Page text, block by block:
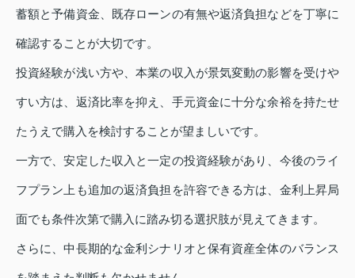
蓄額と予備資金、既存ローンの有無や返済負担などを丁寧に
確認することが大切です。
投資経験が浅い方や、本業の収入が景気変動の影響を受けや
すい方は、返済比率を抑え、手元資金に十分な余裕を持たせ
たうえで購入を検討することが望ましいです。
一方で、安定した収入と一定の投資経験があり、今後のライ
フプラン上も追加の返済負担を許容できる方は、金利上昇局
面でも条件次第で購入に踏み切る選択肢が見えてきます。
さらに、中長期的な金利シナリオと保有資産全体のバランス